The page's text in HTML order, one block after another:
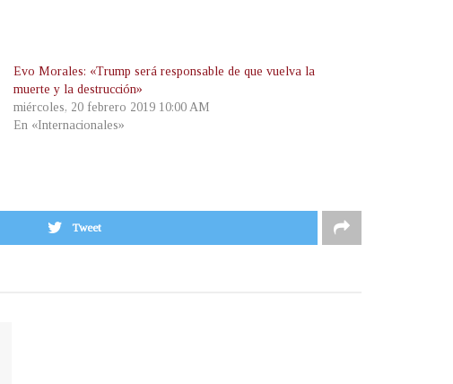
Evo Morales: «Trump será responsable de que vuelva la
muerte y la destrucción»
miércoles, 20 febrero 2019 10:00 AM
En «Internacionales»
Tweet